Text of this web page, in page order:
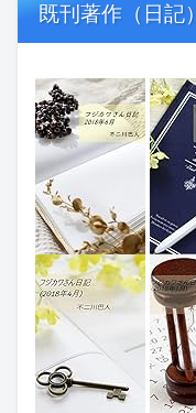
既刊著作（日記）